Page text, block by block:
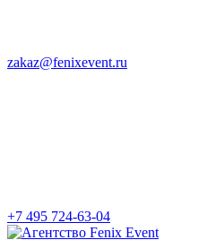
zakaz@fenixevent.ru
+7 495 724-63-04
Агентство